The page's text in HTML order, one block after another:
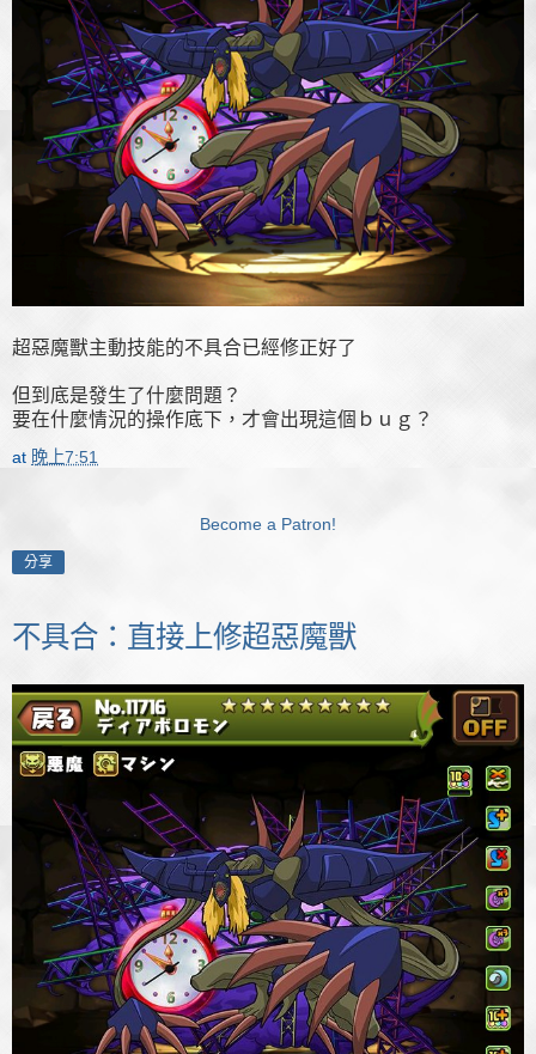
超惡魔獸主動技能的不具合已經修正好了
但到底是發生了什麼問題？
要在什麼情況的操作底下，才會出現這個ｂｕｇ？
at 晚上7:51
Become a Patron!
分享
不具合：直接上修超惡魔獸